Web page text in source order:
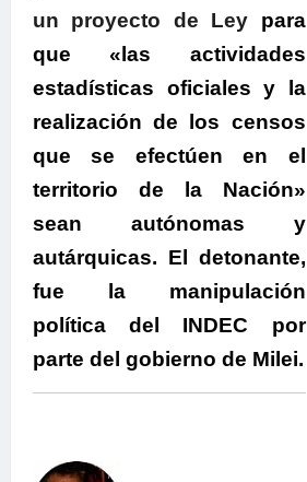
un proyecto de Ley para
que «las actividades
estadísticas oficiales y la
realización de los censos
que se efectúen en el
territorio de la Nación»
sean autónomas y
autárquicas. El detonante,
fue la manipulación
política del INDEC por
parte del gobierno de Milei.